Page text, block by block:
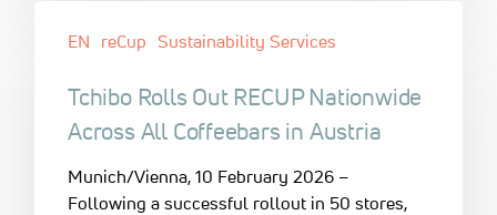
EN reCup Sustainability Services
Tchibo Rolls Out RECUP Nationwide
Across All Coffeebars in Austria
Munich/Vienna, 10 February 2026 –
Following a successful rollout in 50 stores,